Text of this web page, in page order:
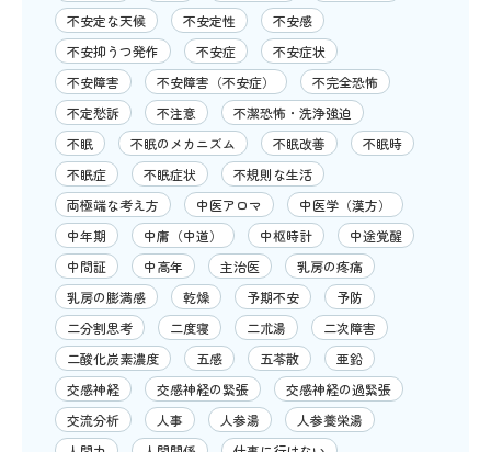
不安定な天候
不安定性
不安感
不安抑うつ発作
不安症
不安症状
不安障害
不安障害（不安症）
不完全恐怖
不定愁訴
不注意
不潔恐怖・洗浄強迫
不眠
不眠のメカニズム 不眠改善
不眠時
不眠症
不眠症状
不規則な生活
両極端な考え方
中医アロマ
中医学（漢方）
中年期
中庸（中道） 中枢時計
中途覚醒
中間証
中高年 主治医
乳房の疼痛
乳房の膨満感
乾燥 予期不安
予防
二分割思考
二度寝 二朮湯
二次障害
二酸化炭素濃度
五感 五苓散
亜鉛
交感神経
交感神経の緊張
交感神経の過緊張
交流分析
人事 人参湯
人参養栄湯